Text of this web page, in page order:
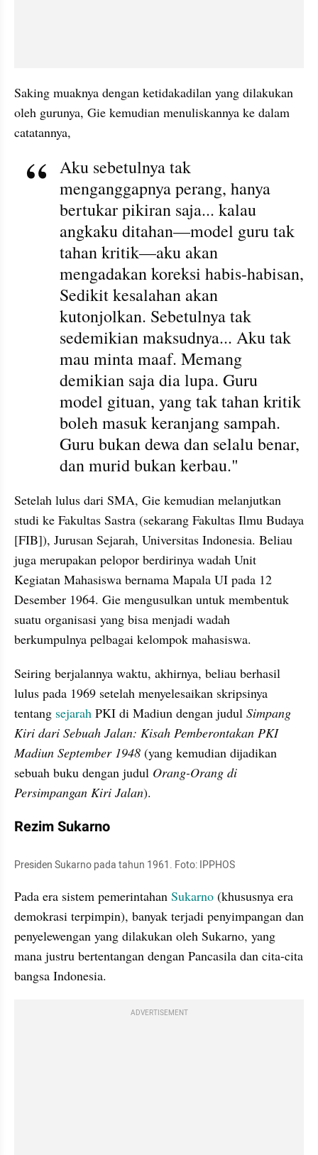
Saking muaknya dengan ketidakadilan yang dilakukan
oleh gurunya, Gie kemudian menuliskannya ke dalam
catatannya,
Aku sebetulnya tak
menganggapnya perang, hanya
bertukar pikiran saja... kalau
angkaku ditahan—model guru tak
tahan kritik—aku akan
mengadakan koreksi habis-habisan,
Sedikit kesalahan akan
kutonjolkan. Sebetulnya tak
sedemikian maksudnya... Aku tak
mau minta maaf. Memang
demikian saja dia lupa. Guru
model gituan, yang tak tahan kritik
boleh masuk keranjang sampah.
Guru bukan dewa dan selalu benar,
dan murid bukan kerbau."
Setelah lulus dari SMA, Gie kemudian melanjutkan
studi ke Fakultas Sastra (sekarang Fakultas Ilmu Budaya
[FIB]), Jurusan Sejarah, Universitas Indonesia. Beliau
juga merupakan pelopor berdirinya wadah Unit
Kegiatan Mahasiswa bernama Mapala UI pada 12
Desember 1964. Gie mengusulkan untuk membentuk
suatu organisasi yang bisa menjadi wadah
berkumpulnya pelbagai kelompok mahasiswa.
Seiring berjalannya waktu, akhirnya, beliau berhasil
lulus pada 1969 setelah menyelesaikan skripsinya
tentang sejarah PKI di Madiun dengan judul Simpang
Kiri dari Sebuah Jalan: Kisah Pemberontakan PKI
Madiun September 1948 (yang kemudian dijadikan
sebuah buku dengan judul Orang-Orang di
Persimpangan Kiri Jalan).
Rezim Sukarno
Presiden Sukarno pada tahun 1961. Foto: IPPHOS
Pada era sistem pemerintahan Sukarno (khususnya era
demokrasi terpimpin), banyak terjadi penyimpangan dan
penyelewengan yang dilakukan oleh Sukarno, yang
mana justru bertentangan dengan Pancasila dan cita-cita
bangsa Indonesia.
ADVERTISEMENT